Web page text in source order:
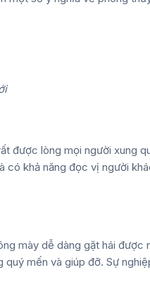
được lòng mọi người xung
có khả năng đọc vị người
mày dễ dàng gặt hái được
mến và giúp đỡ. Sự